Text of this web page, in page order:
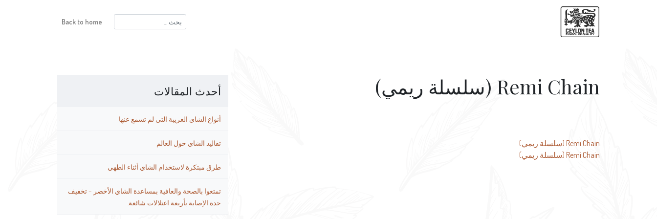
البحث
عن:
Back to home
أحدث المقالات
أنواع الشاي الغريبة التي لم تسمع عنها
تقاليد الشاي حول العالم
طرق مبتكرة لاستخدام الشاي أثناء الطهي
تمتعوا بالصحة والعافية بمساعدة الشاي الأخضر – تخفيف
حدة الإصابة بأربعة اعتلالات شائعة.
Remi Chain (سلسلة ريمي)
تصفّح
المقالات
Remi Chain (سلسلة ريمي)
Remi Chain (سلسلة ريمي)